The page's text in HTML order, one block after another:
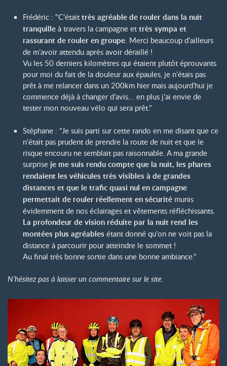
Frédéric : "C’était très agréable de rouler dans la nuit
tranquille à travers la campagne et très sympa et
rassurant de rouler en groupe. Merci beaucoup d’ailleurs
de m’avoir attendu après avoir déraillé !
Vu les 50 derniers kilomètres qui étaient plutôt éprouvants
pour moi du fait de la douleur aux épaules, je n’étais pas
prêt à me relancer dans un 200km hier mais aujourd’hui je
commence déjà à changer d’avis... en plus j’ai envie de
tester mon nouveau vélo qui sera prêt."
Stéphane : "Je suis parti sur cette rando en me disant que ce
n’était pas prudent de prendre la route de nuit et que le
risque encouru ne semblait pas raisonnable. A ma grande
surprise je me suis rendu compte que la nuit, les phares
rendaient les véhicules très visibles à de grandes
distances et que le trafic quasi nul en campagne
permettait de rouler réellement en sécurité munis
évidemment de nos éclairages et vêtements réfléchissants.
La profondeur de vision réduite par la nuit rend les
montées plus agréables étant donné qu’on ne voit pas la
distance à parcourir pour atteindre le sommet !
Au final très bonne sortie dans une bonne ambiance."
N’hésitez pas à laisser un commentaire sur le site.